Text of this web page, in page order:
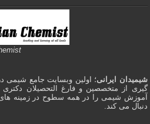
شیمیدان ایرانی؛ اولین وبسایت جامع شیمی
گیری از متخصصین و فارغ التحصیلان
آموزش شیمی را در همه سطوح در زمینه
دنبال می کند.